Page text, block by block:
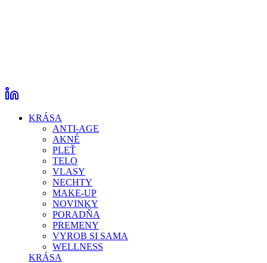
KRÁSA
ANTI-AGE
AKNÉ
PLEŤ
TELO
VLASY
NECHTY
MAKE-UP
NOVINKY
PORADŇA
PREMENY
VYROB SI SAMA
WELLNESS
KRÁSA